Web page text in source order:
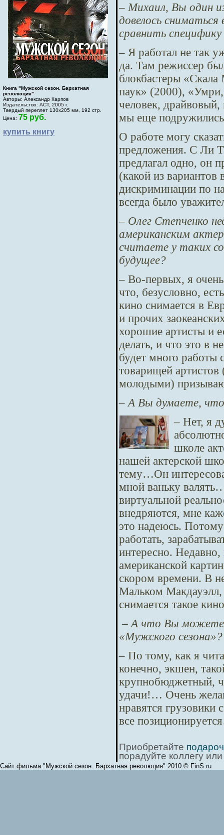
Книга "Мужской сезон. Бархатная
революция"
Авторы: Александр Карпов
Издательство: АСТ, 2005 г.
Твердый переплет 130х205 мм, 192 стр.
Цена: 75 руб.
купить книгу
– Михаил, Вы один
довелось
сравнить
– Я работал не так
да. Там режиссер
блокбастеры
паук» (2000),
человек,
мы еще подружились
О работе могу
предложения. С Ли
предлагал одно, он
(какой из
дискриминации по
всегда было
– Олег Степченко
американским
считаете у таких
будущее?
– Во-первых, я
что, безусловно,
кино снимается в
и прочих
хорошие артисты и
делать, и что это в
будет много работы
товарищей артистов
молодыми)
– А Вы думаете, что
– Нет, я
школе
нашей актерской
тему…Он
мной ваньку
виртуальной
внедряются, мне
это надеюсь.
работать,
интересно.
американской
скором времени. В
Мальком Макдауэлл,
снимается такое
– А что Вы можете
«Мужского сезона»?
– По тому, как я
конечно, экшен,
крупнобюджетный,
удачи!… Очень
нравятся
все
Приобретайте
порадуйте коллегу
Сайт фильма "Мужской сезон. Бархатная революция" 2010 © FinS.ru